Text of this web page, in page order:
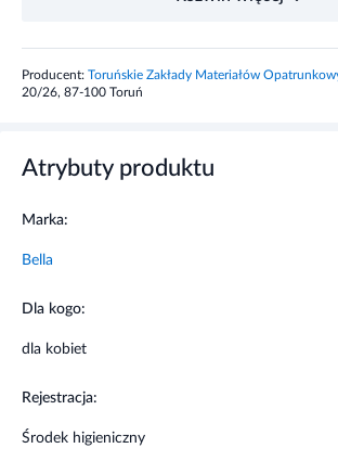
Producent: Toruńskie Zakłady Materiałów
20/26, 87-100 Toruń
Atrybuty produktu
Marka:
Bella
Dla kogo:
dla kobiet
Rejestracja:
Środek higieniczny